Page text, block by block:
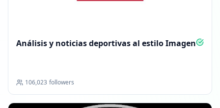
Análisis y noticias deportivas al estilo Imagen
106,023 followers